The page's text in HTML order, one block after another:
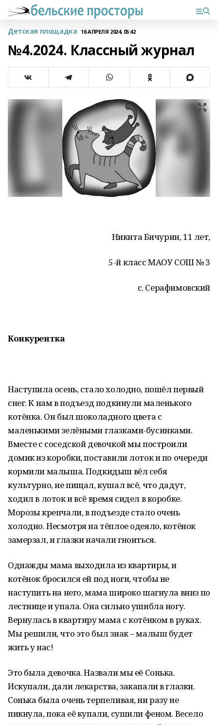
Детская площадка 16 АПРЕЛЯ 2024, 05:42
№4.2024. Классный журнал
Никита Бичурин, 11 лет,
5-й класс МАОУ СОШ № 3
с. Серафимовский
Конкурентка
Наступила осень, стало холодно, пошёл первый
снег. К нам в подъезд подкинули маленького
котёнка. Он был шоколадного цвета с
маленькими зелёными глазками-бусинками.
Вместе с соседской девочкой мы построили
домик из коробки, поставили лоток и по очереди
кормили малыша. Подкидыш вёл себя
культурно, не пищал, кушал всё, что дадут,
ходил в лоток и всё время сидел в коробке.
Морозы крепчали, в подъезде стало очень
холодно. Несмотря на тёплое одеяло, котёнок
замерзал, и глазки начали гноиться.
Однажды мама выходила из квартиры, и
котёнок бросился ей под ноги, чтобы не
наступить на него, мама широко шагнула вниз по
лестнице и упала. Она сильно ушибла ногу.
Вернулась в квартиру мама с котёнком в руках.
Мы решили, что это был знак – малыш будет
жить у нас!
Это была девочка. Назвали мы её Сонька.
Искупали, дали лекарства, закапали в глазки.
Сонька была очень терпеливая, ни разу не
пикнула, пока её купали, сушили феном. Весело